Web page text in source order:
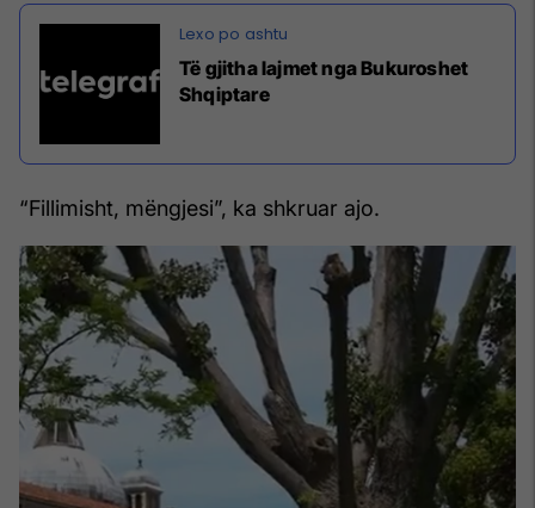
Të gjitha lajmet nga Bukuroshet
Shqiptare
“Fillimisht, mëngjesi”, ka shkruar ajo.